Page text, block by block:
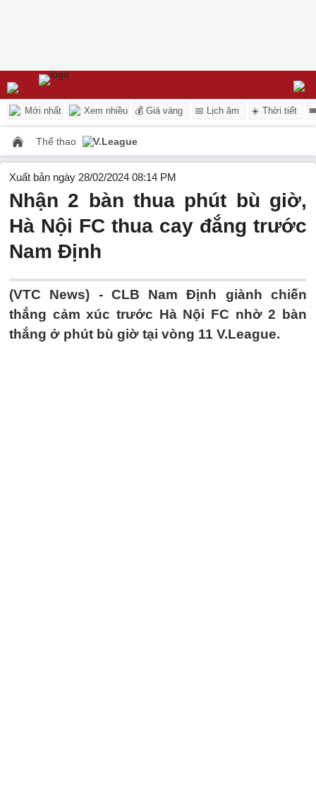
Mới nhất Xem nhiều 💰 Giá vàng 📅 Lịch âm ☀️ Thời tiết
Thể thao V.League
Xuất bản ngày 28/02/2024 08:14 PM
Nhận 2 bàn thua phút bù giờ,
Hà Nội FC thua cay đắng trước
Nam Định
(VTC News) - CLB Nam Định giành chiến
thắng cảm xúc trước Hà Nội FC nhờ 2 bàn
thắng ở phút bù giờ tại vòng 11 V.League.